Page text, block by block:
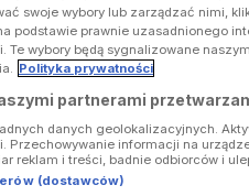
swoje wybory lub zarządzać nimi,
podstawie prawnie uzasadnionego
Te wybory będą sygnalizowane
Polityka prywatności
partnerami
danych geolokalizacyjnych.
Przechowywanie informacji na
reklam i treści, badnie odbiorców i
(dostawców)